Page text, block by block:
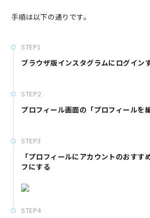
手順は以下の通りです。
STEP1
ブラウザ版インスタグラムにログイン
STEP2
プロフィール画面の「プロフィールを
STEP3
「プロフィールにアカウントのおすす
フにする
STEP4